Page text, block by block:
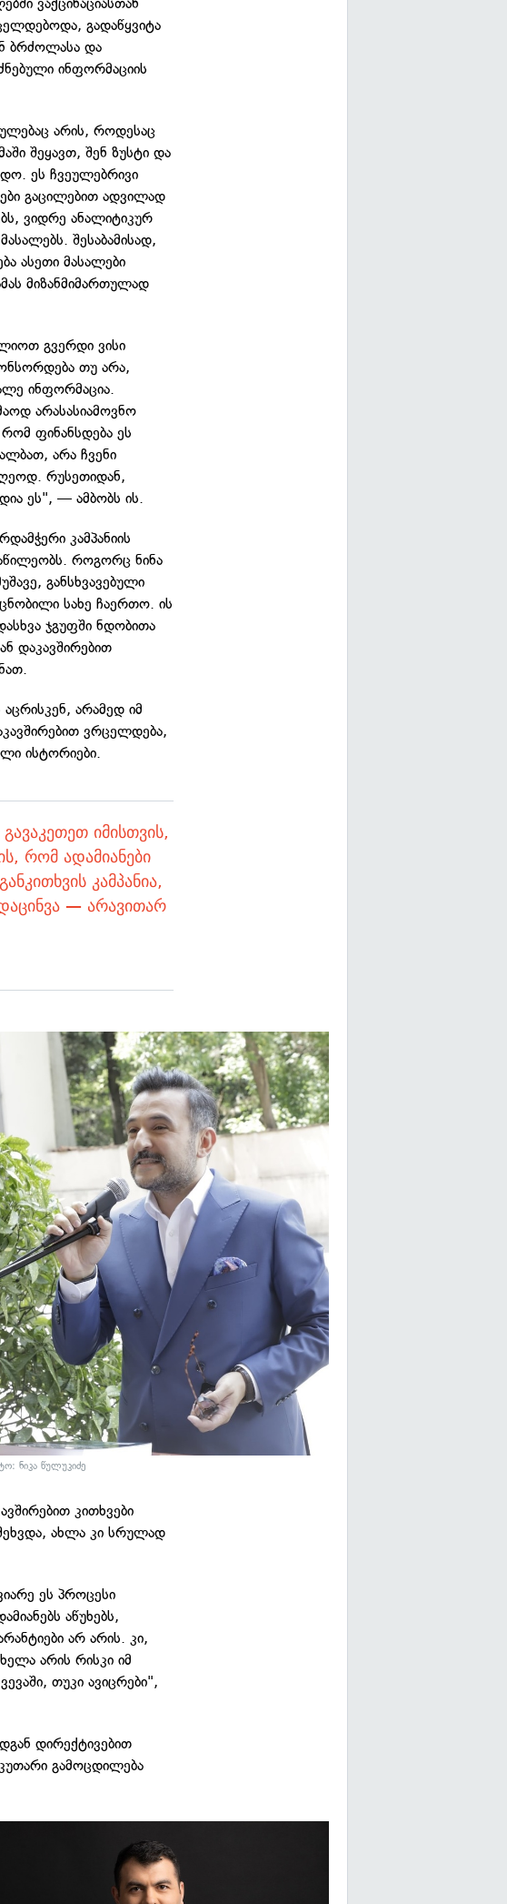
ვაქცინაციასთან
გადაწყვიტა
ბრძოლასა და
ინფორმაციის
არის, როდესაც
შეყავთ, შენ ზუსტი და
ეს ჩვეულებრივი
გაცილებით ადვილად
ვიდრე ანალიტიკურ
შესაბამისად,
ასეთი მასალები
მიზანმიმართულად
გვერდი ვისი
თუ არა,
ინფორმაცია.
არასასიამოვნო
ფინანსდება ეს
არა ჩვენი
რუსეთიდან,
ეს", — ამბობს ის.
კამპანიის
როგორც ნინა
განსხვავებული
სახე ჩაერთო. ის
ჯგუფში ნდობითა
დაკავშირებით
აცრისკენ, არამედ იმ
ვრცელდება,
ისტორიები.
იმისთვის,
რომ ადამიანები
კამპანია,
— არავითარ
ნიკა წულუკიძე
კითხვები
ახლა კი სრულად
ეს პროცესი
აწუხებს,
არ არის. კი,
არის რისკი იმ
თუკი ავიცრები",
დირექტივებით
გამოცდილება